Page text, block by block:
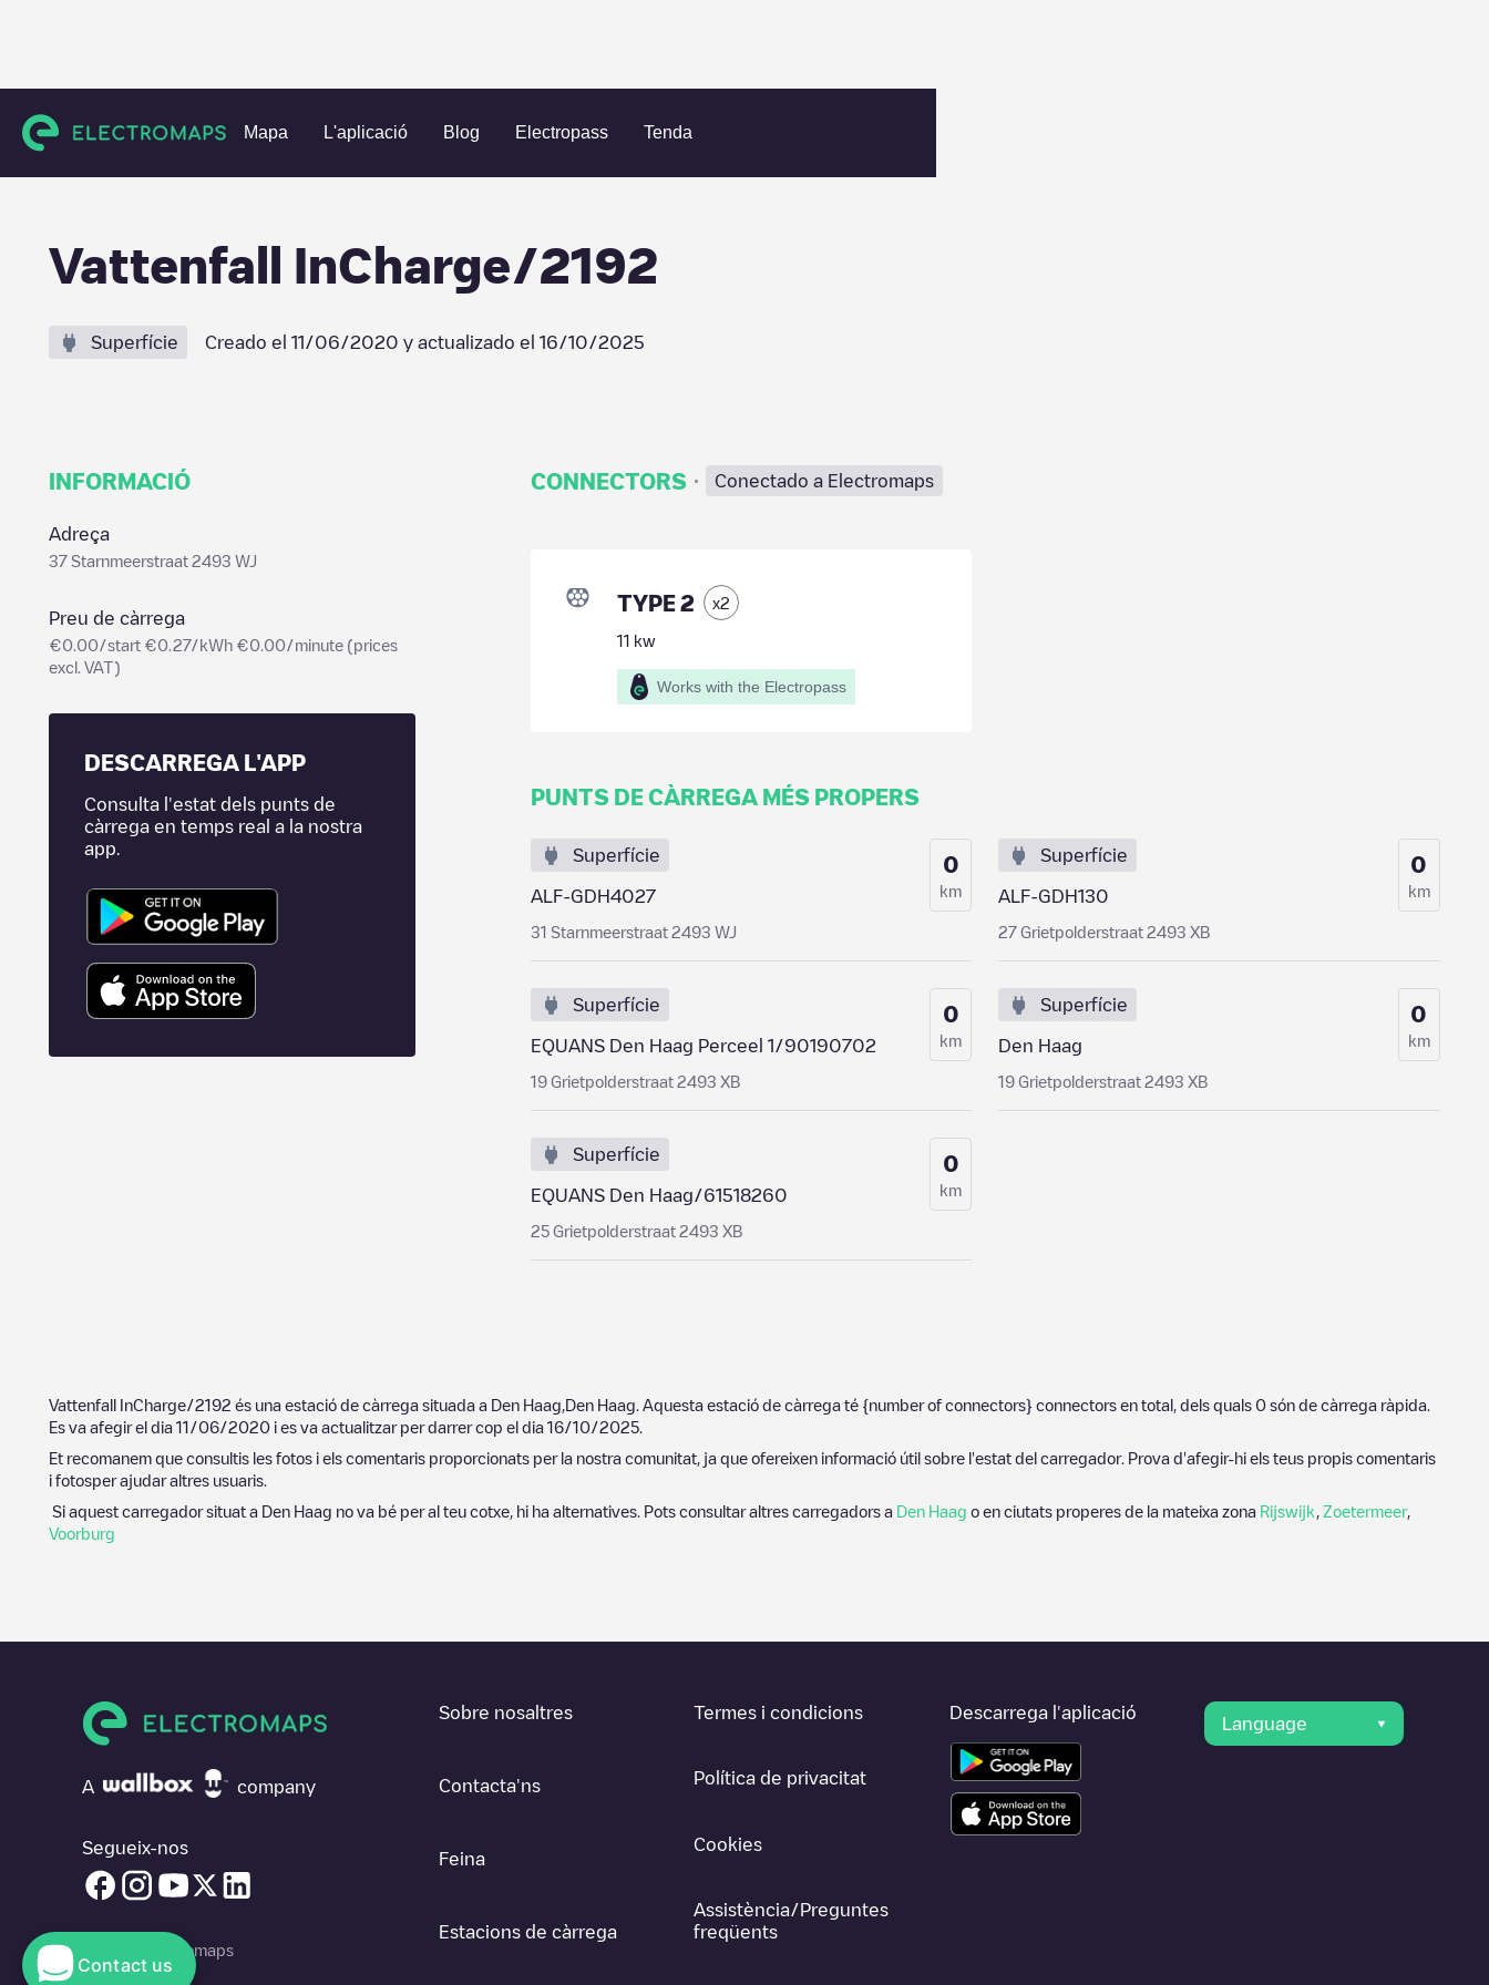
Mapa L'aplicació Blog Electropass Tenda
Charging stations Països Baixos Den Haag Den Haag Vattenfall InCharge/2192
Vattenfall InCharge/2192
Superfície Creado el 11/06/2020 y actualizado el 16/10/2025
INFORMACIÓ
Adreça
37 Starnmeerstraat 2493 WJ
Preu de càrrega
€0.00/start €0.27/kWh €0.00/minute (prices
excl. VAT)
DESCARREGA L'APP
Consulta l'estat dels punts de
càrrega en temps real a la nostra
app.
CONNECTORS · Conectado a Electromaps
TYPE 2 x2
11 kw
Works with the Electropass
PUNTS DE CÀRREGA MÉS PROPERS
Superfície
ALF-GDH4027
31 Starnmeerstraat 2493 WJ
0
km
Superfície
ALF-GDH130
27 Grietpolderstraat 2493 XB
0
km
Superfície
EQUANS Den Haag Perceel 1/90190702
19 Grietpolderstraat 2493 XB
0
km
Superfície
Den Haag
19 Grietpolderstraat 2493 XB
0
km
Superfície
EQUANS Den Haag/61518260
25 Grietpolderstraat 2493 XB
0
km
Vattenfall InCharge/2192 és una estació de càrrega situada a Den Haag Den Haag . Aquesta estació de càrrega té {number of connectors} connectors en total, dels quals 0 són de càrrega ràpida.
Es va afegir el dia 11/06/2020 i es va actualitzar per darrer cop el dia 16/10/2025
Et recomanem que consultis les fotos i els comentaris proporcionats per la nostra comunitat, ja que ofereixen informació útil sobre l'estat del carregador. Prova d'afegir-hi els teus propis comentaris
i fotosper ajudar altres usuaris.
Si aquest carregador situat a Den Haag no va bé per al teu cotxe, hi ha alternatives. Pots consultar altres carregadors a Den Haag o en ciutats properes de la mateixa zona Rijswijk Zoetermeer,
Voorburg
A company
Segueix-nos
© 2026 Electromaps
Sobre nosaltres
Contacta'ns
Feina
Estacions de càrrega
Termes i condicions
Política de privacitat
Cookies
Assistència/Preguntes
freqüents
Descarrega l'aplicació
Language
Contact us